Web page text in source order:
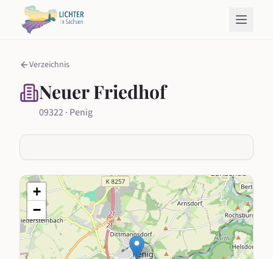
Verzeichnis
Neuer Friedhof
09322 · Penig
+
−